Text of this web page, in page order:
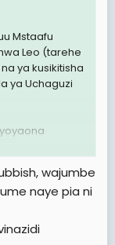
Mstaafu
Leo (tarehe
ya kusikitisha
ya Uchaguzi
na
kibinadamu.
wajumbe
naye pia ni